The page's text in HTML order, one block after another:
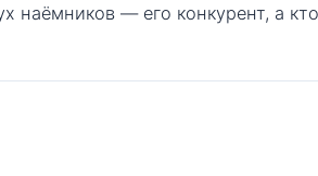
наёмников — его конкурент, а